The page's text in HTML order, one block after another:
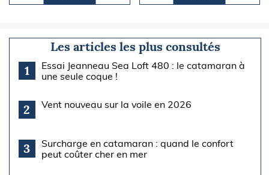
Les articles les plus consultés
1
Essai Jeanneau Sea Loft 480 : le catamaran à
une seule coque !
2 Vent nouveau sur la voile en 2026
3
Surcharge en catamaran : quand le confort
peut coûter cher en mer